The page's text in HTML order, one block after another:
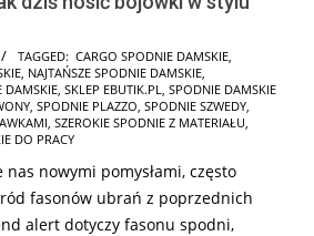
TAGGED: CARGO SPODNIE DAMSKIE,
, NAJTAŃSZE SPODNIE DAMSKIE,
DAMSKIE, SKLEP EBUTIK.PL, SPODNIE DAMSKIE
, SPODNIE PLAZZO, SPODNIE SZWEDY,
, SZEROKIE SPODNIE Z MATERIAŁU,
DO PRACY
nowymi pomysłami, często
fasonów ubrań z poprzednich
alert dotyczy fasonu spodni,